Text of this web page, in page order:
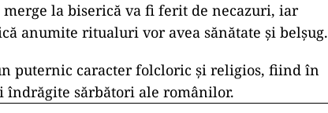
merge la biserică va fi ferit de necazuri, iar
anumite ritualuri vor avea sănătate și belșug.
puternic caracter folcloric și religios, fiind în
sărbători ale românilor.